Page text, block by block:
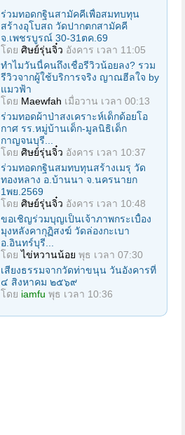
ร่วมทอดกฐินสามัคคีเพื่อสมทบทุน
สร้างอุโบสถ วัดปากตกสามัคคี
จ.เพชรบูรณ์ 30-31ตค.69
โดย ศิษย์รุ่นจิ๋ว อังคาร เวลา 11:05
ทำไมวันนี้คนถึงเชื่อรีวิวน้อยลง? รวม
รีวิวจากผู้ใช้บริการจริง ญาณฮีลใจ by
แมวฟ้า
โดย Maewfah เมื่อวาน เวลา 00:13
ร่วมทอดผ้าป่าสงเคราะห์เด็กด้อยโอ
กาศ รร.หมู่บ้านเด็ก-มูลนิธิเด็ก
กาญจนบุรี...
โดย ศิษย์รุ่นจิ๋ว อังคาร เวลา 10:37
ร่วมทอดกฐินสมทบทุนสร้างเมรุ วัด
ทองหลาง อ.บ้านนา จ.นครนายก
1พย.2569
โดย ศิษย์รุ่นจิ๋ว อังคาร เวลา 10:48
ขอเชิญร่วมบุญเป็นเจ้าภาพกระเบื้อง
มุงหลังคากุฏิสงฆ์ วัดล่องกะเบา
อ.อินทร์บุรี...
โดยไข่หวานน้อย พุธ เวลา 07:30
เสียงธรรมจากวัดท่าขนุน วันอังคารที่
๔ สิงหาคม ๒๕๖๙
โดย iamfu พุธ เวลา 10:36